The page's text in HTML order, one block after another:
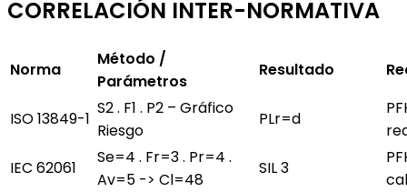
CORRELACIÓN INTER-NORMATIVA
Norma
Método /
Parámetros
Resultado
ISO 13849-1
S2 . F1 . P2 – Gráfico
Riesgo
PLr=d
IEC 62061
Se=4 . Fr=3 . Pr=4 .
Av=5 -> Cl=48
SIL 3